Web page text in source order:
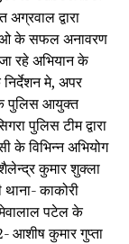
द्वारा
के सफल अनावरण
रहे अभियान के
मे, अपर
पुलिस आयुक्त
पुलिस टीम द्वारा
के विभिन्न अभियोग
कुमार शुक्ला
थाना- काकोरी
पटेल के
आशीष कुमार गुप्ता